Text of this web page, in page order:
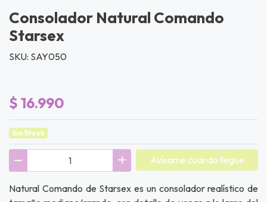
Consolador Natural Comando
Starsex
SKU: SAY050
$ 16.990
Sin Stock
Avísame cuando llegue
Natural Comando de Starsex es un consolador realístico de